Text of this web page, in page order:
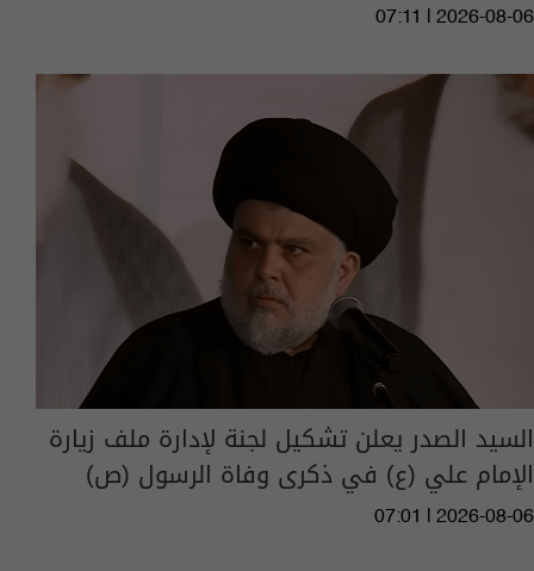
07:11 | 2026-08-06
السيد الصدر يعلن تشكيل لجنة لإدارة ملف زيارة
الإمام علي (ع) في ذكرى وفاة الرسول (ص)
07:01 | 2026-08-06